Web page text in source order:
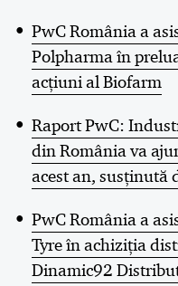
PwC România a
Polpharma în
acțiuni al Biofarm
Raport PwC:
din România va
acest an, susținută
PwC România a
Tyre în achiziția
Dinamic92